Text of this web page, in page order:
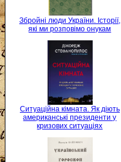
Збройні люди України. Історії,
які ми розповімо онукам
Ситуаційна кімната. Як діють
американські президенти у
кризових ситуаціях